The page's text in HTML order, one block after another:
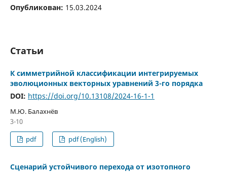
Опубликован: 15.03.2024
Статьи
К симметрийной классификации интегрируемых
эволюционных векторных уравнений 3-го порядка
DOI: https://doi.org/10.13108/2024-16-1-1
М.Ю. Балахнёв
3-10
pdf
pdf (English)
Сценарий устойчивого перехода от изотопного